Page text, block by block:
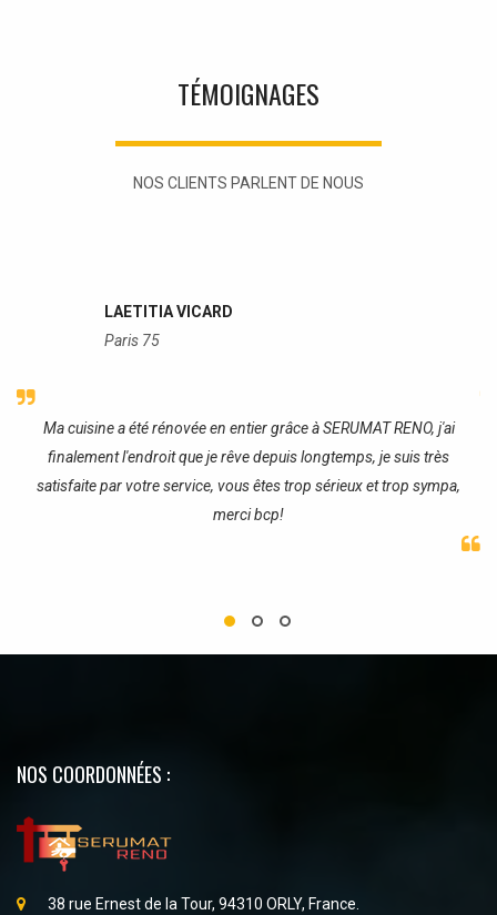
TÉMOIGNAGES
NOS CLIENTS PARLENT DE NOUS
LAETITIA VICARD
Paris 75
Ma cuisine a été rénovée en entier grâce à SERUMAT RENO, j'ai
finalement l'endroit que je rêve depuis longtemps, je suis très
satisfaite par votre service, vous êtes trop sérieux et trop sympa,
merci bcp!
NOS COORDONNÉES :
38 rue Ernest de la Tour, 94310 ORLY, France.